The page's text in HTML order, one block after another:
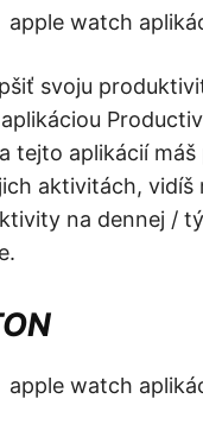
svoju
tejto aplikácií máš
aktivitách, vidíš
na dennej /